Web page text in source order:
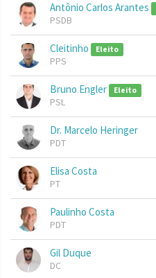
Antônio Carlos Arantes
PSDB
Cleitinho Eleito
PPS
Bruno Engler Eleito
PSL
Dr. Marcelo Heringer
PDT
Elisa Costa
PT
Paulinho Costa
PDT
Gil Duque
DC